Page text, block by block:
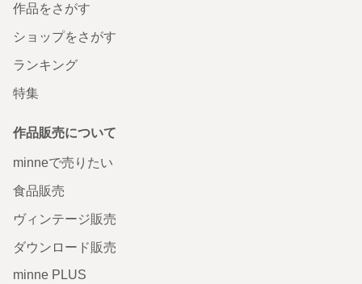
作品をさがす
ショップをさがす
ランキング
特集
作品販売について
minneで売りたい
食品販売
ヴィンテージ販売
ダウンロード販売
minne PLUS